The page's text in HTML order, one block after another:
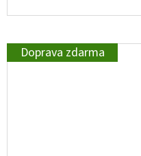
Doprava zdarma